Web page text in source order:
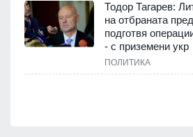
Тодор Тагарев:
на отбраната
подготвя
- с приземени укр
ПОЛИТИКА